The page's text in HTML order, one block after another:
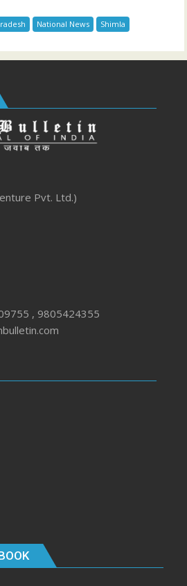
National News Shimla
Pvt. Ltd.)
, 9805424355